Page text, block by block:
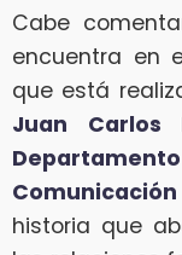
Cabe
encuentra en
que está
Juan Carlos
Comunicación
historia que